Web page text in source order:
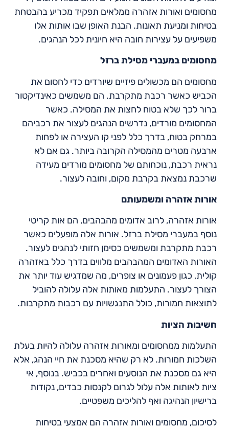
מחסומים ואורות אזהרה ממלאים תפקיד מכריע בהבטחת
בטיחות ומניעת תאונות. הבנת האופן שבו אותות אלו
משפיעים על עצירות חובה היא חיונית לכל הנהגים.
מחסומים במעברי מסילת ברזל
מחסומים הם מכשולים פיזיים שיורדים כדי לחסום את
הכביש כאשר רכבת מתקרבת. הם משמשים כאינדיקטור
ברור לכך שלא בטוח לחצות את המסילה. כאשר
המחסומים מורדים, נדרשים הנהגים לעצור את רכביהם
במרחק בטוח, בדרך כלל לפני קו העצירה או לפחות
ארבעה מטרים מהמסילה הקרובה ביותר. גם אם לא
נראית רכבת, נוכחותם של מחסומים מורדים מעידה
שרכבת נמצאת בקרבת מקום, וחובה לעצור.
אורות אזהרה ומשמעותם
אורות אזהרה, לרוב אדומים מהבהבים, הם אות קריטי
נוסף במעברי מסילת ברזל. אורות אלה מופעלים כאשר
רכבת מתקרבת ומשמשים כסימן חזותי לנהגים לעצור.
האורות האדומים המהבהבים מלווים בדרך כלל באזהרה
קולית, כגון פעמונים או צופרים, מה שמדגיש עוד יותר את
הצורך לעצור. התעלמות מאותות אלה עלולה להוביל
לתוצאות חמורות, כולל התנגשויות עם רכבות מתקרבות.
חשיבות הציות
התעלמות ממחסומים ומאורות אזהרה עלולה להיות בעלת
השלכות חמורות. לא רק שהיא מסכנת את חיי הנהג, אלא
היא גם מסכנת את הנוסעים ואחרים בכביש. בנוסף, אי
ציות לאותות אלה עלול לגרום לקנסות כבדים, נקודות
ברישיון הנהיגה ואף להליכים משפטיים.
לסיכום, מחסומים ואורות אזהרה הם אמצעי בטיחות